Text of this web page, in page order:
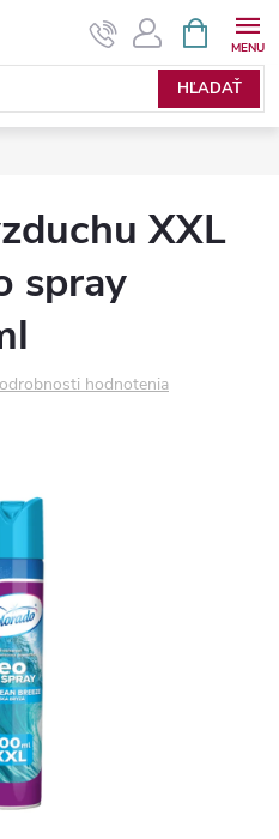
HĽADAŤ
KOŠÍK
XXL
spray
hodnotenia